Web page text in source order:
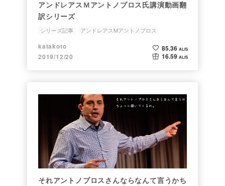
アンドレアスＭアントノプロス氏講演動画翻
訳シリーズ
シリーズ記事
アンドレアスMアントノプロス
AndreasMAntonopoulos
katakoto
2019/12/20
85.36 ALIS
16.59 ALIS
それアントノプロスさんならなんて言うかち